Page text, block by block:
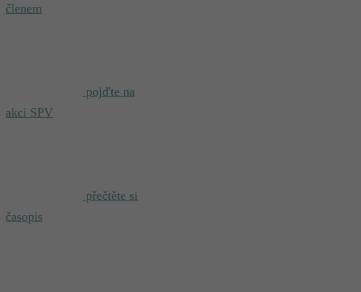
členem
pojďte na
akci SPV
přečtěte si
časopis